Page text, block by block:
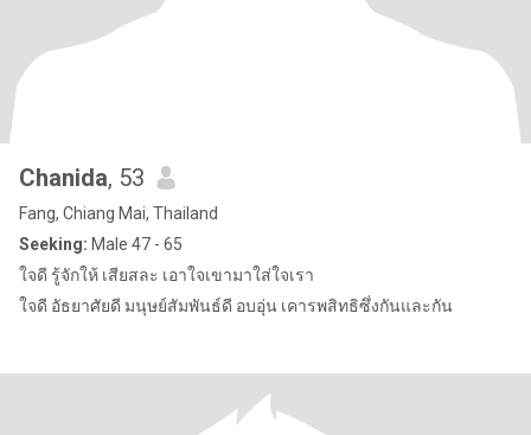
Chanida, 53
Fang, Chiang Mai, Thailand
Seeking: Male 47 - 65
ใจดี รู้จักให้ เสียสละ เอาใจเขามาใส่ใจเรา
ใจดี อัธยาศัยดี มนุษย์สัมพันธ์ดี อบอุ่น เคารพสิทธิซึ่งกันและกัน